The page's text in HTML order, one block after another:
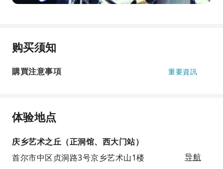
购买须知
購買注意事項 重要資訊
体验地点
庆乡艺术之丘（正洞馆、西大门站）
首尔市中区贞洞路3号京乡艺术山1楼
导航